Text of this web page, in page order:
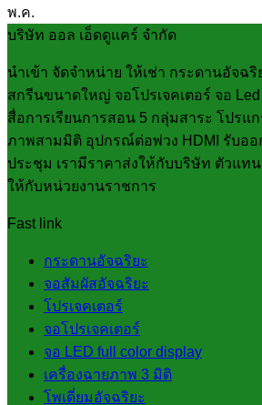
พ.ค.
บริษัท ออล เอ็ดดูแคร์ จำกัด
นำเข้า จัดจำหน่าย ให้เช่า กระดานอัจฉ
สกรีนขนาดใหญ่ จอโปรเจคเตอร์ จอ
สื่อการเรียนการสอน 5 กลุ่มสาระ โปรแ
ภาพสามมิติ อุปกรณ์ต่อพ่วง HDMI รับออ
ประชุม เรามีราคาส่งให้กับบริษัท ตัวแท
ให้กับหน่วยงานราชการ
Fast link
กระดานอัจฉริยะ
จอสัมผัสอัจฉริยะ
โปรเจคเตอร์
จอโปรเจคเตอร์
จอ LED full color display
เครื่องฉายภาพ 3 มิติ
โพเดี่ยมอัจฉริยะ